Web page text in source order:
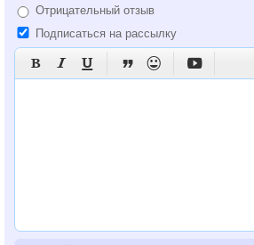
Отрицательный отзыв
Подписаться на рассылку
     